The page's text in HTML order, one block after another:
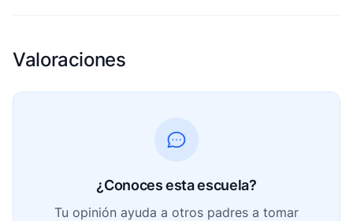
Valoraciones
¿Conoces esta escuela?
Tu opinión ayuda a otros padres a tomar